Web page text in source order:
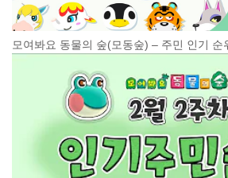
모여봐요 동물의 숲(모동숲) – 주민 인기 순